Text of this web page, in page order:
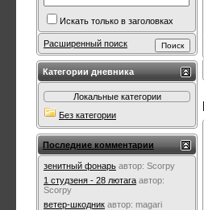
Искать только в заголовках
Расширенный поиск
Категории дневника
Локальные категории
Без категории
Последние комментарии
зенитный фонарь автор: Scorpy
1 студзеня - 28 лютага автор:
Scorpy
ветер-шкодник автор: magari